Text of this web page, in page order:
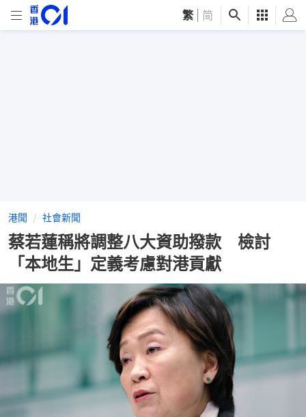
繁 简
港聞 社會新聞
蔡若蓮稱將調整八大資助撥款 檢討
「本地生」定義考慮對港貢獻